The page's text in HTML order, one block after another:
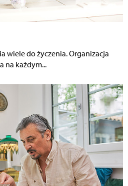
wiele do życzenia. Organizacja
na każdym...